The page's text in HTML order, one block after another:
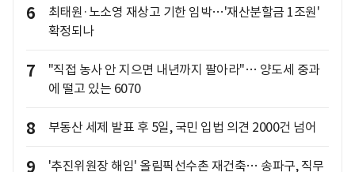
6
최태원·노소영 재상고 기한 임박…'재산분할금 1조원'
확정되나
7
"직접 농사 안 지으면 내년까지 팔아라"… 양도세 중과
에 떨고 있는 6070
8 부동산 세제 발표 후 5일, 국민 입법 의견 2000건 넘어
9
'추진위원장 해임' 올림픽선수촌 재건축… 송파구, 직무